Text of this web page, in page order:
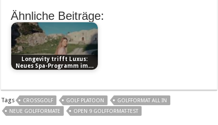
Ähnliche Beiträge:
Longevity trifft Luxus:
Neues Spa-Programm im…
Tags CROSSGOLF GOLF PLATOON
GOLFFORMAT ALL IN
NEUE GOLFFORMATE
OPEN 9 GOLFFORMAT-TEST